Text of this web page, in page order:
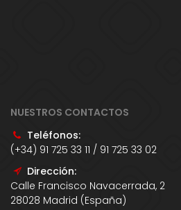
NUESTROS CONTACTOS
Teléfonos:
(+34) 91 725 33 11 / 91 725 33 02
Dirección:
Calle Francisco Navacerrada, 2
28028 Madrid (España)